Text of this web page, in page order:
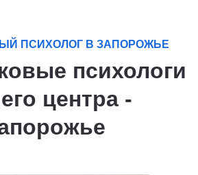
ПСИХОЛОГ В ЗАПОРОЖЬЕ
психологи
центра -